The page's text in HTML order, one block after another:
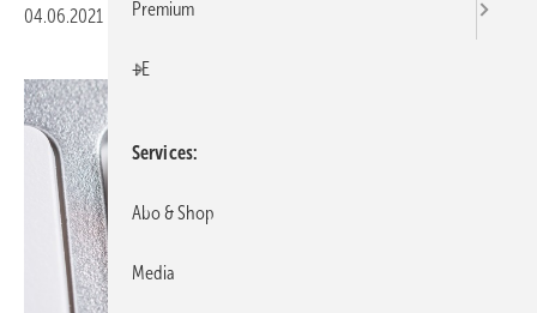
04.06.2021 Druckvorschau
Premium
+E
Services
Abo & Shop
Media